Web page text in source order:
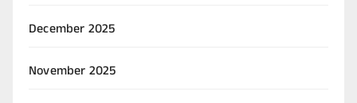
December 2025
November 2025